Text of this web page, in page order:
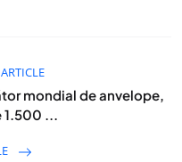
mondial de anvelope,
1.500 ...